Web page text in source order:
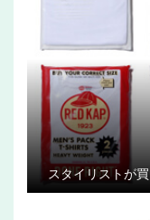
スタイリストが